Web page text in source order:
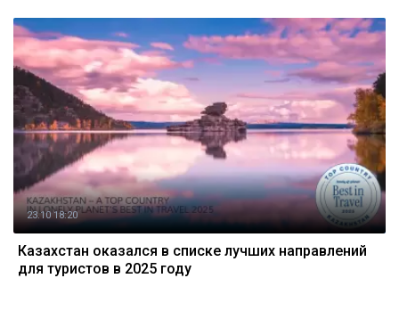
23.10 18:20
Казахстан оказался в списке лучших направлений
для туристов в 2025 году